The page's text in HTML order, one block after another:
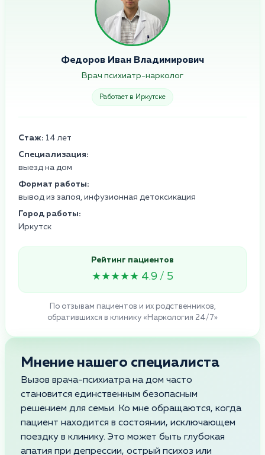
Федоров Иван Владимирович
Врач психиатр-нарколог
Работает в Иркутске
Стаж: 14 лет
Специализация:
выезд на дом
Формат работы:
вывод из запоя, инфузионная детоксикация
Город работы:
Иркутск
Рейтинг пациентов
★★★★★ 4.9 / 5
По отзывам пациентов и их родственников,
обратившихся в клинику «Наркология 24/7»
Мнение нашего специалиста
Вызов врача-психиатра на дом часто
становится единственным безопасным
решением для семьи. Ко мне обращаются, когда
пациент находится в состоянии, исключающем
поездку в клинику. Это может быть глубокая
апатия при депрессии, острый психоз или